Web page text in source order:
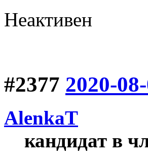
Неактивен
#2377 2020-
AlenkaT
кандидат в